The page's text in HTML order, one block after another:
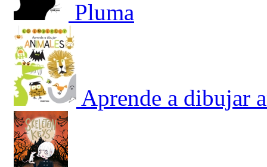
Pluma
Aprende a dibujar